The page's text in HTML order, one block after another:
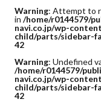
Warning: Attempt to
in /home/r0144579/
navi.co.jp/wp-
child/parts/sidebar-
42
Warning: Undefined
/home/r0144579/
navi.co.jp/wp-
child/parts/sidebar-
42